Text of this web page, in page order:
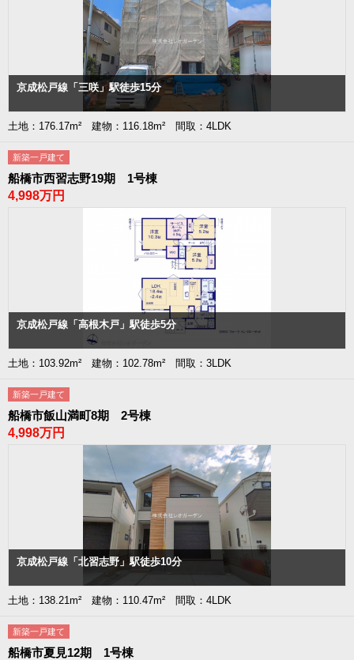
京成松戸線「三咲」駅徒歩15分
土地：176.17m² 建物：116.18m² 間取：4LDK
新築一戸建て
船橋市西習志野19期 1号棟
4,998万円
京成松戸線「高根木戸」駅徒歩5分
土地：103.92m² 建物：102.78m² 間取：3LDK
新築一戸建て
船橋市飯山満町8期 2号棟
4,998万円
京成松戸線「北習志野」駅徒歩10分
土地：138.21m² 建物：110.47m² 間取：4LDK
新築一戸建て
船橋市夏見12期 1号棟